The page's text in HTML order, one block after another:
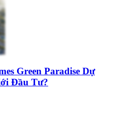
Green Paradise Dự
Đầu Tư?